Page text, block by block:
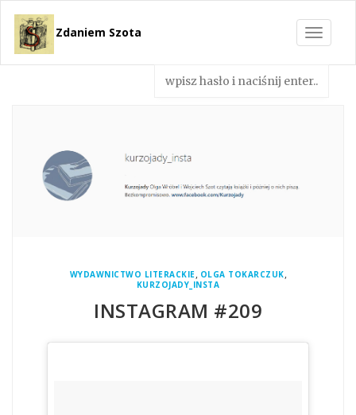
Toggle
Zdaniem Szota
WYDAWNICTWO LITERACKIE, OLGA TOKARCZUK,
KURZOJADY_INSTA
INSTAGRAM #209